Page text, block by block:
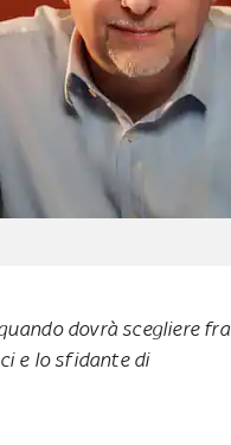
dovrà scegliere fra
e lo sfidante di